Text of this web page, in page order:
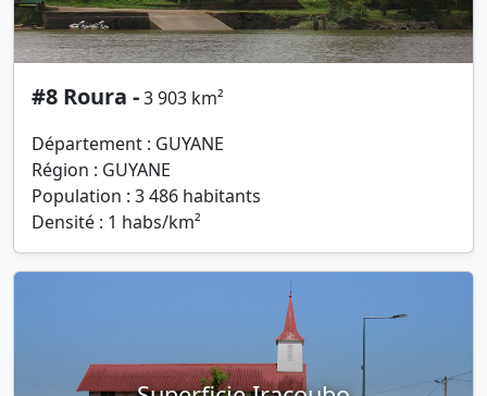
#8 Roura -3 903 km²
Département : GUYANE
Région : GUYANE
Population : 3 486 habitants
Densité : 1 habs/km²